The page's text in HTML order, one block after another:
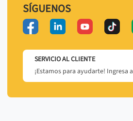
SÍGUENOS
SERVICIO AL CLIENTE
¡Estamos para ayudarte! Ingresa a